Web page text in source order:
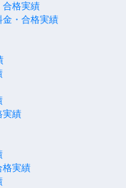
合格実績
金・合格実績
実績
格実績